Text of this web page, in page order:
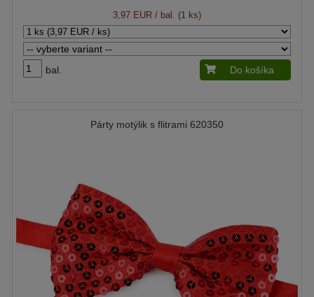
3,97 EUR / bal. (1 ks)
bal. Do košíka
Párty motýlik s flitrami 620350